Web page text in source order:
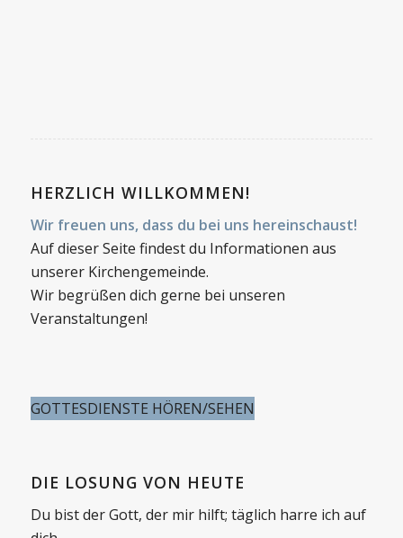
HERZLICH WILLKOMMEN!
Wir freuen uns, dass du bei uns hereinschaust!
Auf dieser Seite findest du Informationen aus
unserer Kirchengemeinde.
Wir begrüßen dich gerne bei unseren
Veranstaltungen!
GOTTESDIENSTE HÖREN/SEHEN
DIE LOSUNG VON HEUTE
Du bist der Gott, der mir hilft; täglich harre ich auf